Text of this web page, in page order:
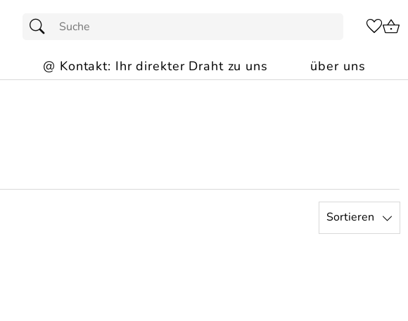
@ Kontakt: Ihr direkter Draht zu uns über uns
Sortieren